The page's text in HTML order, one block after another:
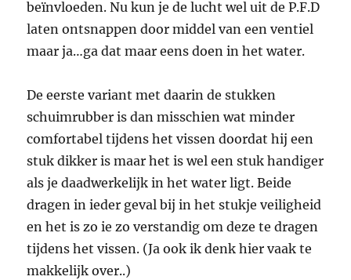
beïnvloeden. Nu kun je de lucht wel uit de P.F.D
laten ontsnappen door middel van een ventiel
maar ja…ga dat maar eens doen in het water.
De eerste variant met daarin de stukken
schuimrubber is dan misschien wat minder
comfortabel tijdens het vissen doordat hij een
stuk dikker is maar het is wel een stuk handiger
als je daadwerkelijk in het water ligt. Beide
dragen in ieder geval bij in het stukje veiligheid
en het is zo ie zo verstandig om deze te dragen
tijdens het vissen. (Ja ook ik denk hier vaak te
makkelijk over..)